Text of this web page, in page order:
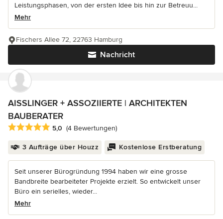
Leistungsphasen, von der ersten Idee bis hin zur Betreuu...
Mehr
Nachricht
Fischers Allee 72, 22763 Hamburg
AISSLINGER + ASSOZIIERTE | ARCHITEKTEN
BAUBERATER
Durchschnittliche Bewertung: 5 von 5 Sternen
5,0 (4 Bewertungen)
3 Aufträge über Houzz Kostenlose Erstberatung
Seit unserer Bürogründung 1994 haben wir eine grosse
Bandbreite bearbeiteter Projekte erzielt. So entwickelt unser
Büro ein serielles, wieder...
Mehr